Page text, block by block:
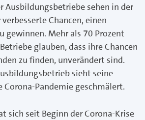
Ausbildungsbetriebe sehen in der
Chancen, einen
gewinnen. Mehr als 70 Prozent
glauben, dass ihre Chancen
zu finden, unverändert sind.
sieht seine
Corona-Pandemie geschmälert.
sich seit Beginn der Corona-Krise